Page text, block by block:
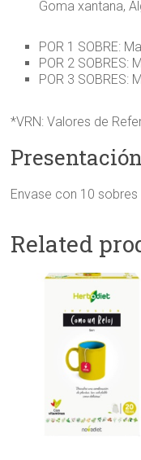
Goma xantana,
POR 1 SOBRE:
POR 2 SOBRES:
POR 3 SOBRES:
*VRN: Valores de
Presentación
Envase con 10 sobres
Related